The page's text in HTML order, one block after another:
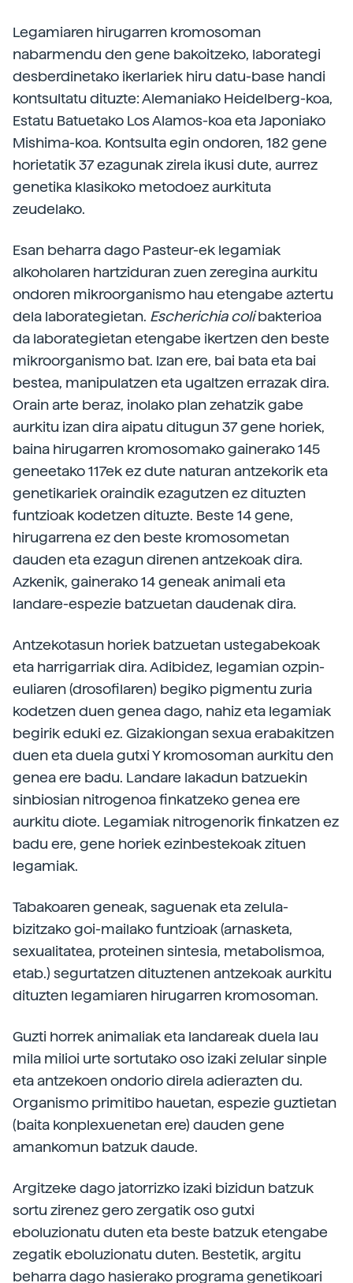
Legamiaren hirugarren kromosoman
nabarmendu den gene bakoitzeko, laborategi
desberdinetako ikerlariek hiru datu-base handi
kontsultatu dituzte: Alemaniako Heidelberg-koa,
Estatu Batuetako Los Alamos-koa eta Japoniako
Mishima-koa. Kontsulta egin ondoren, 182 gene
horietatik 37 ezagunak zirela ikusi dute, aurrez
genetika klasikoko metodoez aurkituta
zeudelako.
Esan beharra dago Pasteur-ek legamiak
alkoholaren hartziduran zuen zeregina aurkitu
ondoren mikroorganismo hau etengabe aztertu
dela laborategietan. Escherichiacolibakterioa
da laborategietan etengabe ikertzen den beste
mikroorganismo bat. Izan ere, bai bata eta bai
bestea, manipulatzen eta ugaltzen errazak dira.
Orain arte beraz, inolako plan zehatzik gabe
aurkitu izan dira aipatu ditugun 37 gene horiek,
baina hirugarren kromosomako gainerako 145
geneetako 117ek ez dute naturan antzekorik eta
genetikariek oraindik ezagutzen ez dituzten
funtzioak kodetzen dituzte. Beste 14 gene,
hirugarrena ez den beste kromosometan
dauden eta ezagun direnen antzekoak dira.
Azkenik, gainerako 14 geneak animali eta
landare-espezie batzuetan daudenak dira.
Antzekotasun horiek batzuetan ustegabekoak
eta harrigarriak dira. Adibidez, legamian ozpin-
euliaren (drosofilaren) begiko pigmentu zuria
kodetzen duen genea dago, nahiz eta legamiak
begirik eduki ez. Gizakiongan sexua erabakitzen
duen eta duela gutxi Y kromosoman aurkitu den
genea ere badu. Landare lakadun batzuekin
sinbiosian nitrogenoa finkatzeko genea ere
aurkitu diote. Legamiak nitrogenorik finkatzen ez
badu ere, gene horiek ezinbestekoak zituen
legamiak.
Tabakoaren geneak, saguenak eta zelula-
bizitzako goi-mailako funtzioak (arnasketa,
sexualitatea, proteinen sintesia, metabolismoa,
etab.) segurtatzen dituztenen antzekoak aurkitu
dituzten legamiaren hirugarren kromosoman.
Guzti horrek animaliak eta landareak duela lau
mila milioi urte sortutako oso izaki zelular sinple
eta antzekoen ondorio direla adierazten du.
Organismo primitibo hauetan, espezie guztietan
(baita konplexuenetan ere) dauden gene
amankomun batzuk daude.
Argitzeke dago jatorrizko izaki bizidun batzuk
sortu zirenez gero zergatik oso gutxi
eboluzionatu duten eta beste batzuk etengabe
zegatik eboluzionatu duten. Bestetik, argitu
beharra dago hasierako programa genetikoari